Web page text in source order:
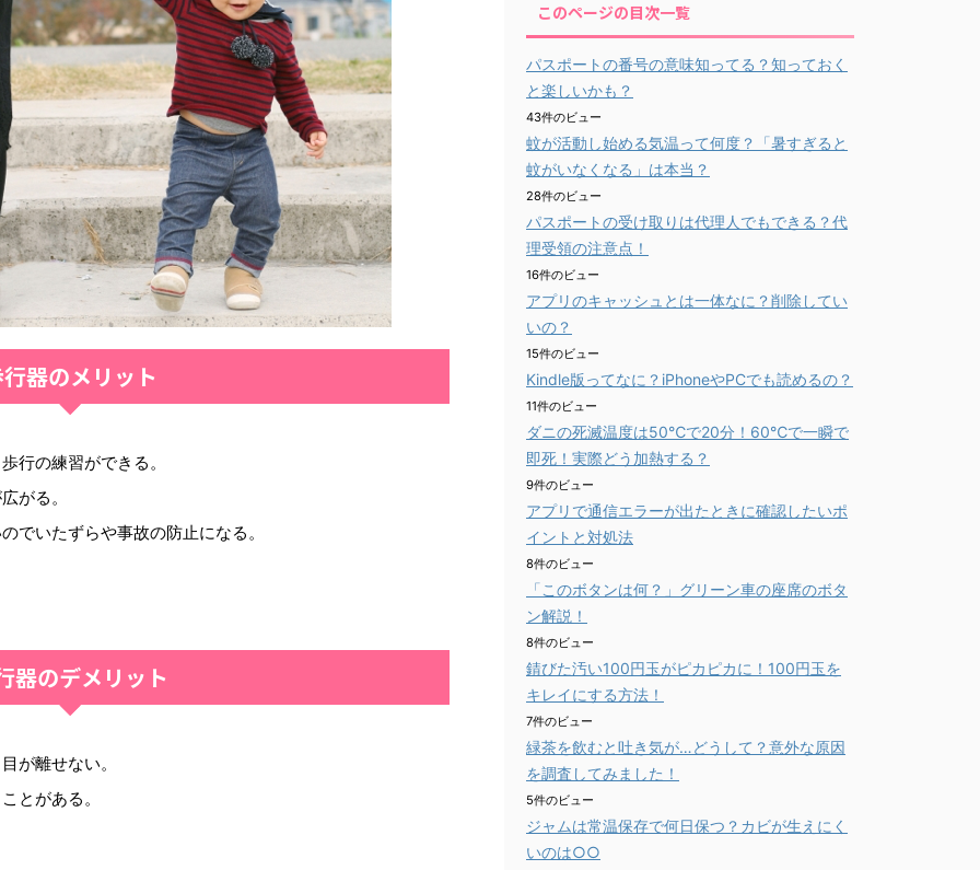
器のメリット
行の練習ができる。
がる。
でいたずらや事故の防止になる。
器のデメリット
が離せない。
とがある。
このページの目次一覧
パスポートの番号の意味知ってる？知っておく
と楽しいかも？
43件のビュー
蚊が活動し始める気温って何度？「暑すぎると
蚊がいなくなる」は本当？
28件のビュー
パスポートの受け取りは代理人でもできる？代
理受領の注意点！
16件のビュー
アプリのキャッシュとは一体なに？削除してい
いの？
15件のビュー
Kindle版ってなに？iPhoneやPCでも読めるの？
11件のビュー
ダニの死滅温度は50℃で20分！60℃で一瞬で
即死！実際どう加熱する？
9件のビュー
アプリで通信エラーが出たときに確認したいポ
イントと対処法
8件のビュー
「このボタンは何？」グリーン車の座席のボタ
ン解説！
8件のビュー
錆びた汚い100円玉がピカピカに！100円玉を
キレイにする方法！
7件のビュー
緑茶を飲むと吐き気が…どうして？意外な原因
を調査してみました！
5件のビュー
ジャムは常温保存で何日保つ？カビが生えにく
いのは○○